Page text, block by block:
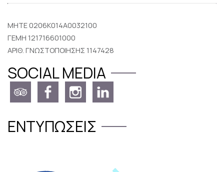
MHTE 0206K014A0032100
ΓΕΜΗ 121716601000
ΑΡΙΘ. ΓΝΩΣΤΟΠΟΙΗΣΗΣ 1147428
SOCIAL MEDIA
ΕΝΤΥΠΏΣΕΙΣ